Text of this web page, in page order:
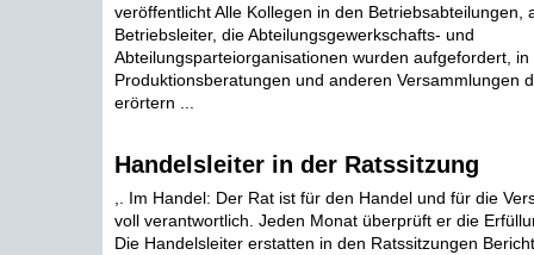
veröffentlicht Alle Kollegen in den Betriebsabteilungen,
Betriebsleiter, die Abteilungsgewerkschafts- und
Abteilungsparteiorganisationen wurden aufgefordert, in
Produktionsberatungen und anderen Versammlungen
erörtern ...
Handelsleiter in der Ratssitzung
,. Im Handel: Der Rat ist für den Handel und für die
voll verantwortlich. Jeden Monat überprüft er die
Die Handelsleiter erstatten in den Ratssitzungen